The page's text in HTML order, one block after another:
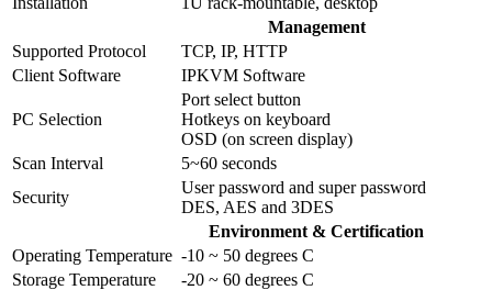
Management
Supported Protocol
TCP, IP, HTTP
Client Software
IPKVM Software
PC Selection
Port select button
Hotkeys on keyboard
OSD (on screen display)
Scan Interval
5~60 seconds
Security
User password and super password
DES, AES and 3DES
Environment & Certification
Operating Temperature -10 ~ 50 degrees C
Storage Temperature
-20 ~ 60 degrees C